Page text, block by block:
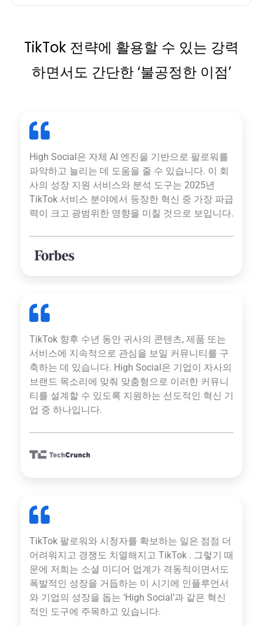
TikTok 전략에 활용할 수 있는 강력
하면서도 간단한 ‘불공정한 이점’
High Social은 자체 AI 엔진을 기반으로 팔로워를
파악하고 늘리는 데 도움을 줄 수 있습니다. 이 회
사의 성장 지원 서비스와 분석 도구는 2025년
TikTok 서비스 분야에서 등장한 혁신 중 가장 파급
력이 크고 광범위한 영향을 미칠 것으로 보입니다.
TikTok 향후 수년 동안 귀사의 콘텐츠, 제품 또는
서비스에 지속적으로 관심을 보일 커뮤니티를 구
축하는 데 있습니다. High Social은 기업이 자사의
브랜드 목소리에 맞춰 맞춤형으로 이러한 커뮤니
티를 설계할 수 있도록 지원하는 선도적인 혁신 기
업 중 하나입니다.
TikTok 팔로워와 시청자를 확보하는 일은 점점 더
어려워지고 경쟁도 치열해지고 TikTok . 그렇기 때
문에 저희는 소셜 미디어 업계가 격동적이면서도
폭발적인 성장을 거듭하는 이 시기에 인플루언서
와 기업의 성장을 돕는 ‘High Social’과 같은 혁신
적인 도구에 주목하고 있습니다.